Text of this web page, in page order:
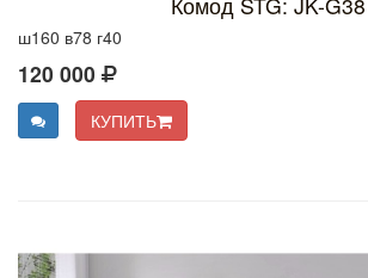
ш160 в78 г40
120 000
КУПИТЬ